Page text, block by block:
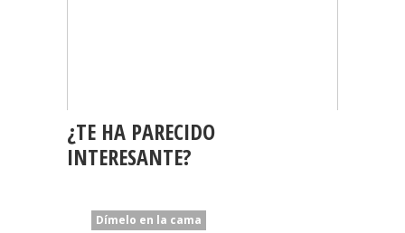
¿TE HA PARECIDO
INTERESANTE?
Dímelo en la cama